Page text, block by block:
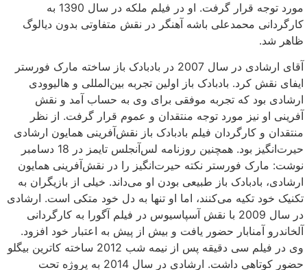
مورد توجه قرار گرفت. او در فیلم ملکه در سال 1390 به
کارگردانی محمدعلی باشه آهنگر در نقش متفاوتی بدون دیالوگ
ظاهر شد.
آقای ارشادی در سال 2007 در بادبادک باز ساخته مارک فورستر
ایفای نقش کرد. بادبادک باز اولین تجربه بین‌المللی و هالیوودی
ارشادی بود که تجربه موفقی برای وی به حساب آمد و نقش
آفرینی او نیز مورد توجه منتقدان و عموم قرار گرفت. از نظر
منتقدان و کارگردان فیلم بادبادک باز نقش‌آفرینی همایون ارشادی
حیرت‌انگیز بود. همچنین روزنامه لس‌آنجلس تایمز در 18 دسامبر
نوشت: مارک فورستر نکته حیرت‌انگیز را در نقش‌آفرینی همایون
ارشادی، بادبادک باز طبیعی بودن او می‌داند. خیلی از بازیگران به
تکنیک خود تکیه می‌کنند، اما او تنها به دل خود متکی است. ارشادی
در سال 2009 با نقش آسپاسیوس در فیلم آگورا به کارگردانی
آلخاندرو آمنابار حضور یافت و بیش از پیش به اعتبار خود افزود.
وی در فیلم سی دقیقه پس از نیمه شب 2012 ساخته کاترین بیگلو
حضور کوتاهی داشت. ارشادی در سال 2014 به پروژه تحت